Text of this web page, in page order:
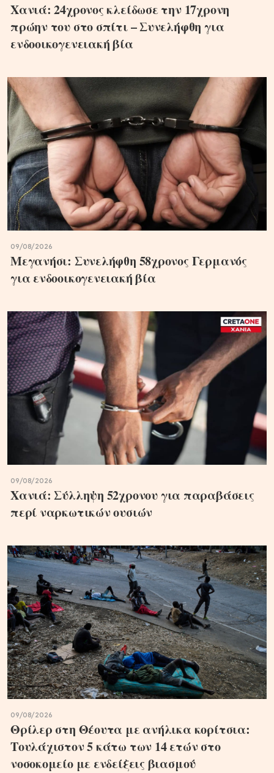
Χανιά: 24χρονος κλείδωσε την 17χρονη
πρώην του στο σπίτι – Συνελήφθη για
ενδοοικογενειακή βία
09/08/2026
Μεγανήσι: Συνελήφθη 58χρονος Γερμανός
για ενδοοικογενειακή βία
09/08/2026
Χανιά: Σύλληψη 52χρονου για παραβάσεις
περί ναρκωτικών ουσιών
09/08/2026
Θρίλερ στη Θέουτα με ανήλικα κορίτσια:
Τουλάχιστον 5 κάτω των 14 ετών στο
νοσοκομείο με ενδείξεις βιασμού